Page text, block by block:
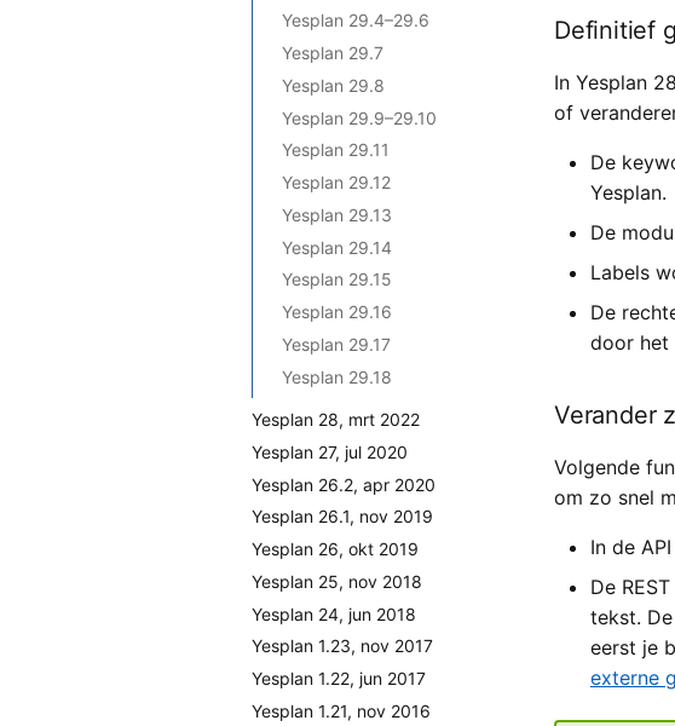
Yesplan 29.4–29.6
Yesplan 29.7
Yesplan 29.8
Yesplan 29.9–29.10
Yesplan 29.11
Yesplan 29.12
Yesplan 29.13
Yesplan 29.14
Yesplan 29.15
Yesplan 29.16
Yesplan 29.17
Yesplan 29.18
Yesplan 28, mrt 2022
Yesplan 27, jul 2020
Yesplan 26.2, apr 2020
Yesplan 26.1, nov 2019
Yesplan 26, okt 2019
Yesplan 25, nov 2018
Yesplan 24, jun 2018
Yesplan 1.23, nov 2017
Yesplan 1.22, jun 2017
Yesplan 1.21, nov 2016
Definitief
In Yesplan
of
De
Yesplan.
De
Labels
De
door het
Verander
Volgende
om zo snel
In de
De
tekst.
eerst je
externe